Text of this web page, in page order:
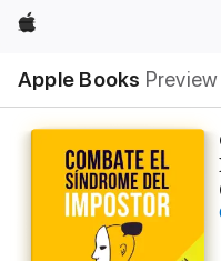
Apple
Apple Books Preview
Nav
Open
Menu